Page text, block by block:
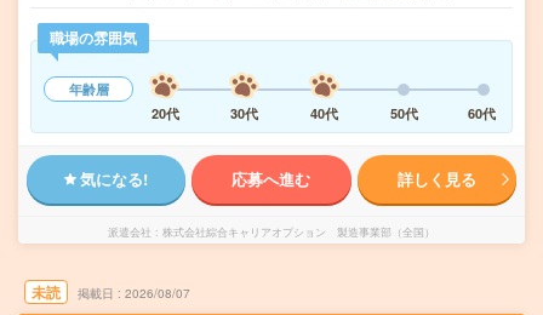
職場の雰囲気
年齢層
20代
30代 40代 50代 60代
気になる! 応募へ進む 詳しく見る
派遣会社 株式会社綜合キャリアオプション 製造事業部（全国）
未読 掲載日 2026/08/07